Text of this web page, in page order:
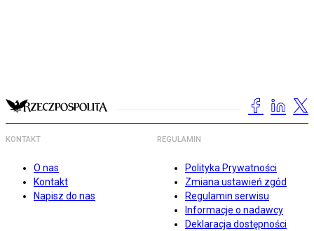
KONTAKT
O nas
Kontakt
Napisz do nas
REGULAMIN
Polityka Prywatności
Zmiana ustawień zgód
Regulamin serwisu
Informacje o nadawcy
Deklaracja dostępności